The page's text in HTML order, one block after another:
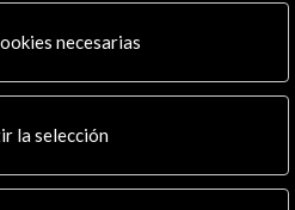
necesarias
la selección